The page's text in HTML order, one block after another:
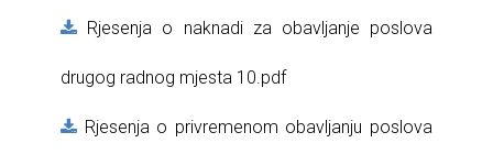
Rjesenja o naknadi za obavljanje poslova
drugog radnog mjesta 10.pdf
Rjesenja o privremenom obavljanju poslova